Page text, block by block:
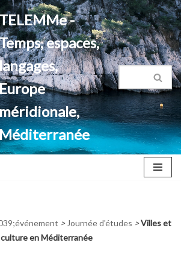
TELEMMe -
espaces,
> Journée d'études >Villes et
culture en Méditerranée